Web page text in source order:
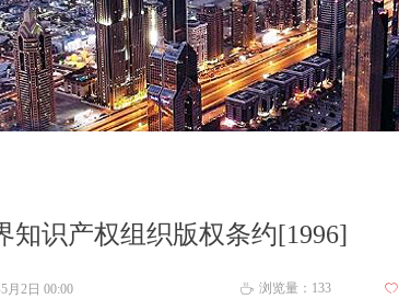
知识产权组织版权条约[1996]
月2日 00:00 ꄘ 浏览量： 133 ꄀ